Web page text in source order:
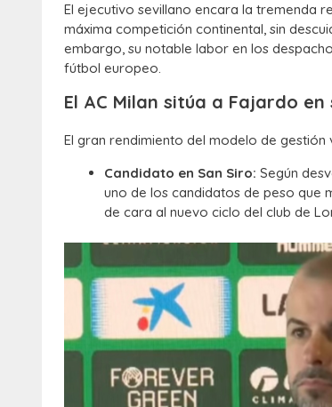
El ejecutivo sevillano encara la tremenda
máxima competición continental, sin
embargo, su notable labor en los
fútbol europeo.
El AC Milan sitúa a Fajardo en
El gran rendimiento del modelo de
Candidato en San Siro: Según
uno de los candidatos de peso que
de cara al nuevo ciclo del club de